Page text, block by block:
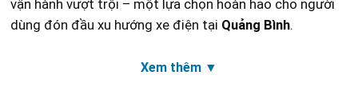
vận hành vượt trội – một lựa chọn hoàn hảo cho người
dùng đón đầu xu hướng xe điện tại Quảng Bình.
Xem thêm ▼